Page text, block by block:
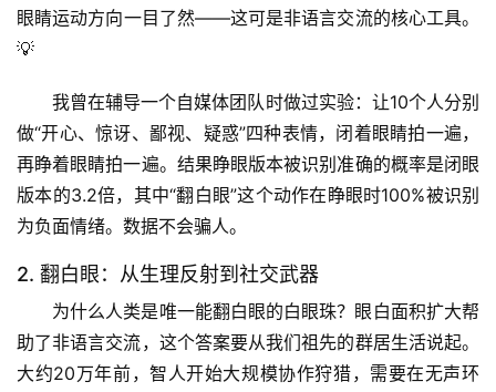
眼睛运动方向一目了然——这可是非语言交流的核心工具。
💡
我曾在辅导一个自媒体团队时做过实验：让10个人分别
做“开心、惊讶、鄙视、疑惑”四种表情，闭着眼睛拍一遍，
再睁着眼睛拍一遍。结果睁眼版本被识别准确的概率是闭眼
版本的3.2倍，其中“翻白眼”这个动作在睁眼时100%被识别
为负面情绪。数据不会骗人。
2. 翻白眼：从生理反射到社交武器
为什么人类是唯一能翻白眼的白眼珠？眼白面积扩大帮
助了非语言交流，这个答案要从我们祖先的群居生活说起。
大约20万年前，智人开始大规模协作狩猎，需要在无声环